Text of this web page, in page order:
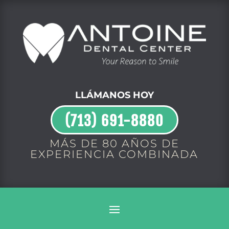
LLÁMANOS HOY
(713) 691-8880
MÁS DE 80 AÑOS DE
EXPERIENCIA COMBINADA